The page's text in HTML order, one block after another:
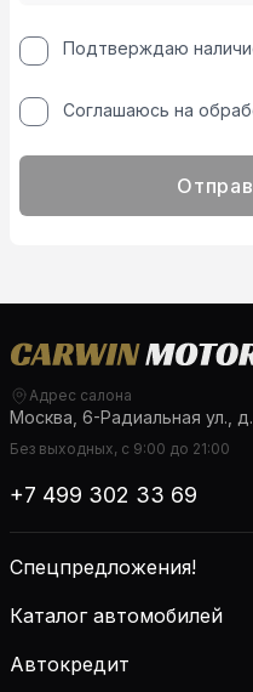
Подтверждаю
Соглашаюсь на
Адрес салона
Москва, 6-Радиальная ул., д.
Без выходных, с 9:00 до 21:00
+7 499 302 33 69
Спецпредложения!
Каталог автомобилей
Автокредит